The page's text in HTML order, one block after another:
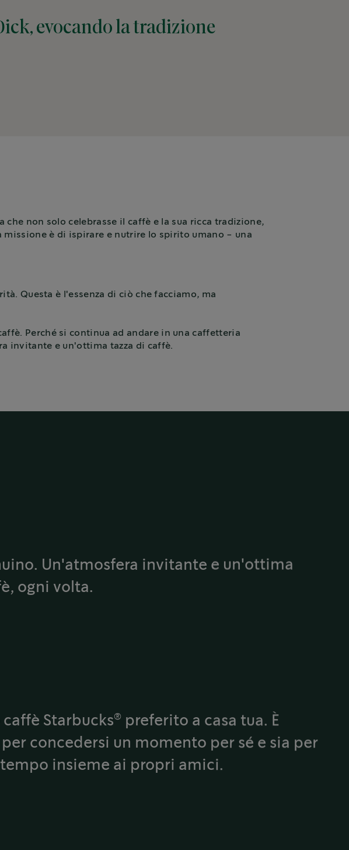
evocando la tradizione
non solo celebrasse il caffè e la sua ricca tradizione,
missione è di ispirare e nutrire lo spirito umano - una
Questa è l'essenza di ciò che facciamo, ma
Perché si continua ad andare in una caffetteria
invitante e un'ottima tazza di caffè.
Un'atmosfera invitante e un'ottima
ogni volta.
Starbucks® preferito a casa tua. È
concedersi un momento per sé e sia per
tempo insieme ai propri amici.